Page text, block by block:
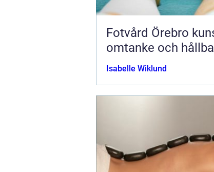
Fotvård Örebro kunskap,
omtanke och
Isabelle Wiklund